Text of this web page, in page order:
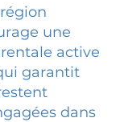
une
active
garantit
dans